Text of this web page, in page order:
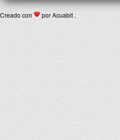
Creado con por Acuabit .